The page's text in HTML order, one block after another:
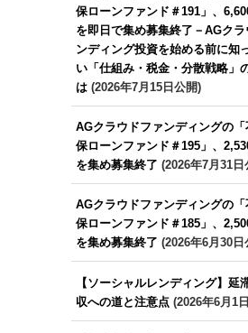
保ローンファンド＃191」、
を即日で集め募集終了－AGク
ンディング投資を始める前に知
い「仕組み・税金・分散戦略」
は(2026年7月15日公開)
AGクラウドファンディングの「
保ローンファンド＃195」、
を集め募集終了 (2026年7月31日
AGクラウドファンディングの「
保ローンファンド＃185」、
を集め募集終了 (2026年6月30日
【ソーシャルレンディング】延
収への道と注意点(2026年6月1